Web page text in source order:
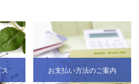
お支払い方法のご案内